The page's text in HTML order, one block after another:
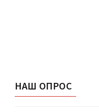
НАШ ОПРОС